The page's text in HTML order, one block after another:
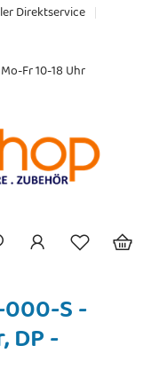
Direktservice
Mo-Fr 10-18 Uhr
000-S -
DP -